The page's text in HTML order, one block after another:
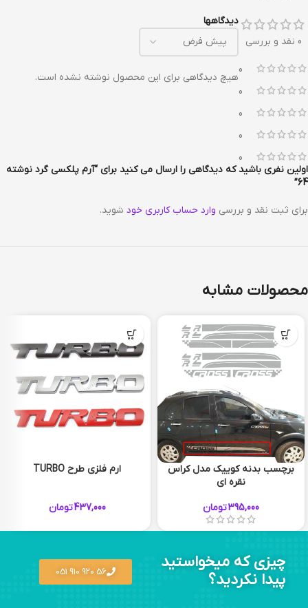
0 نقد و بررسی
0
0
0
0
0
دیدگاهها
هیچ دیدگاهی برای این محصول نوشته نشده است.
اولین نفری باشید که دیدگاهی را ارسال می کنید برای “آرم پلکسی گرد نوشته
64”
برای ثبت نقد و بررسی وارد حساب کاربری خود شوید.
محصولات مشابه
برچسب بدنه کوییک مدل کراس
نقره ای
395,000تومان
ارم فلزی طرح TURBO
437,000تومان
چیزی که میخواستید
پیدا نکردید؟
56 920 910 051